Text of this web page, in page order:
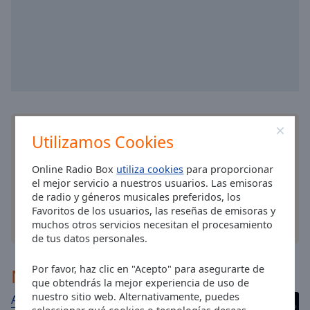
Utilizamos Cookies
Online Radio Box utiliza cookies para proporcionar
el mejor servicio a nuestros usuarios. Las emisoras
de radio y géneros musicales preferidos, los
Favoritos de los usuarios, las reseñas de emisoras y
muchos otros servicios necesitan el procesamiento
de tus datos personales.
Por favor, haz clic en "Acepto" para asegurarte de
que obtendrás la mejor experiencia de uso de
nuestro sitio web. Alternativamente, puedes
Font
Reset
Instala la
gratis Online Radio Box para
su teléfono y escucha sus estaciones de radio en
línea favoritas dondequiera que esté!
otras opciones
Noticias
Adiós a Pepe Habichuela, el maestro de la